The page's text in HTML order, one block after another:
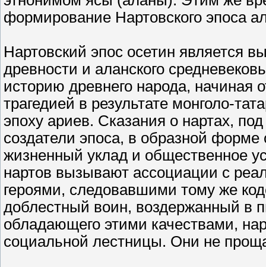
формирование Нартовского эпоса
Нартовский эпос осетин является
древности и аланского
историю древнего народа, начиная
трагедией в результате монголо-
эпоху ариев. Сказания о нартах,
создатели эпоса, в образной
жизненный уклад и общественное
нартов вызывают ассоциации с
героями, следовавшими тому же
доблестный воин, воздержанный
обладающего этими качествами,
социальной лестницы. Они не